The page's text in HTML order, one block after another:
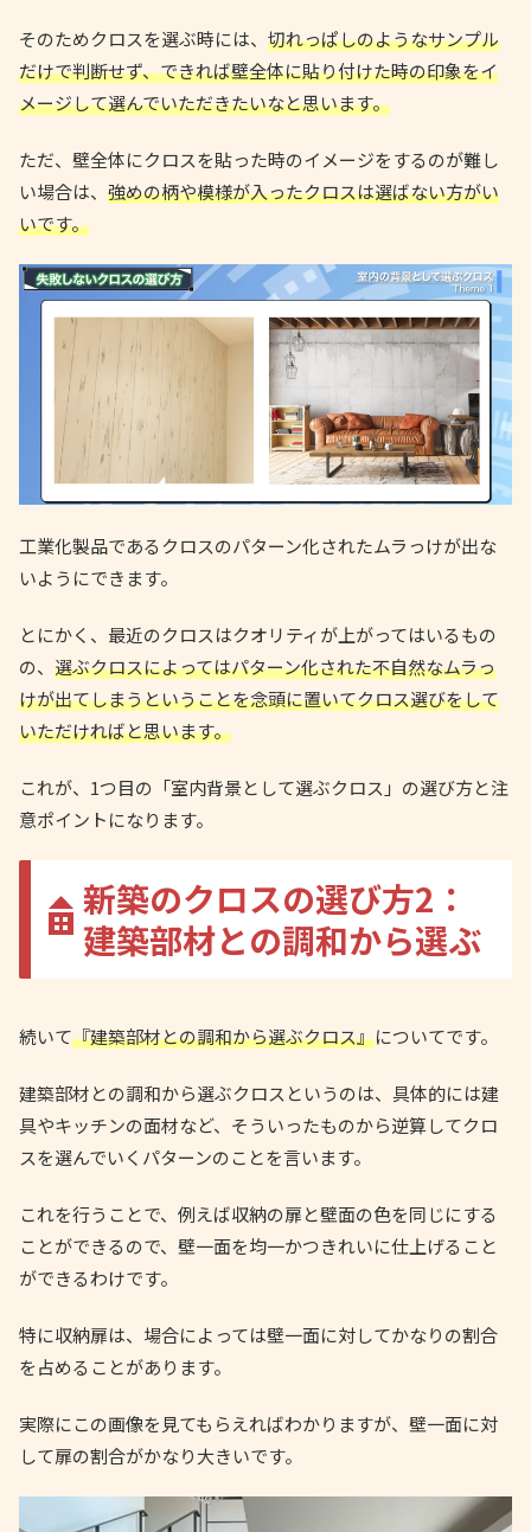
そのためクロスを選ぶ時には、 切れっぱしのようなサンプル
だけで判断せず、できれば壁全体に貼り付けた時の印象をイ
メージして選んでいただきたいなと思います。
ただ、壁全体にクロスを貼った時のイメージをするのが難し
い場合は、 強めの柄や模様が入ったクロスは選ばない方がい
いです。
工業化製品であるクロスのパターン化されたムラっけが出な
いようにできます。
とにかく、最近のクロスはクオリティが上がってはいるもの
の、 選ぶクロスによってはパターン化された不自然なムラっ
けが出てしまうということを念頭に置いてクロス選びをして
いただければと思います。
これが、1つ目の「室内背景として選ぶクロス」の選び方と注
意ポイントになります。
新築のクロスの選び方2：
建築部材との調和から選ぶ
続いて『建築部材との調和から選ぶクロス』についてです。
建築部材との調和から選ぶクロスというのは、具体的には建
具やキッチンの面材など、そういったものから逆算してクロ
スを選んでいくパターンのことを言います。
これを行うことで、例えば収納の扉と壁面の色を同じにする
ことができるので、壁一面を均一かつきれいに仕上げること
ができるわけです。
特に収納扉は、場合によっては壁一面に対してかなりの割合
を占めることがあります。
実際にこの画像を見てもらえればわかりますが、壁一面に対
して扉の割合がかなり大きいです。